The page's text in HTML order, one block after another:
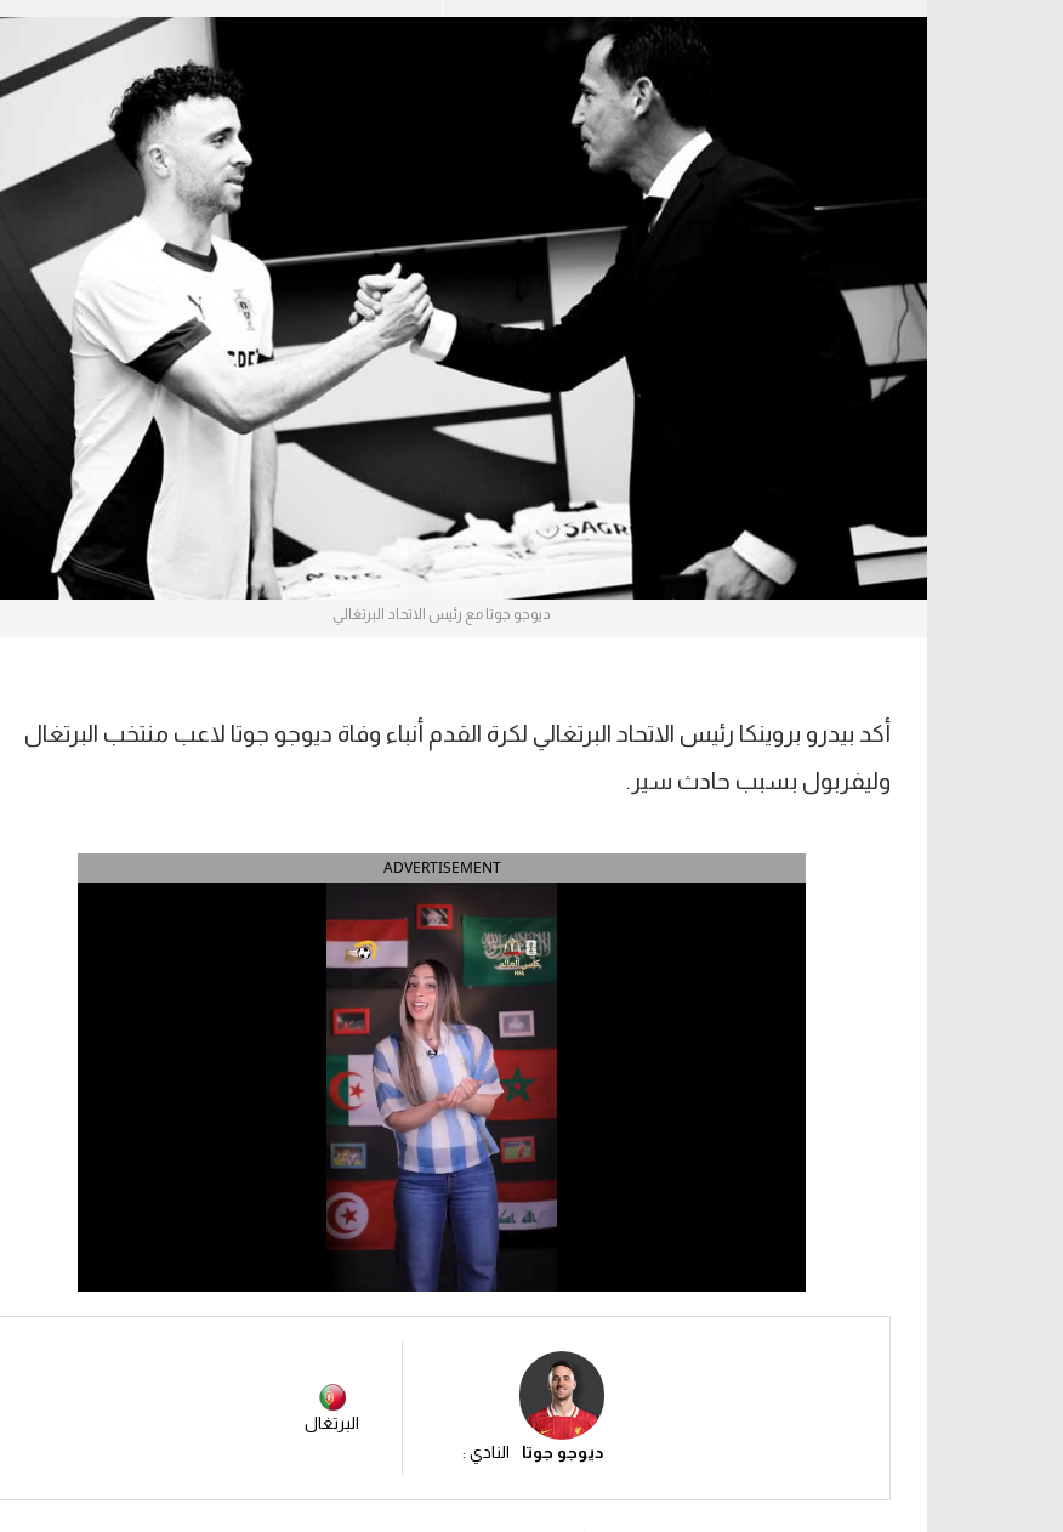
الدوري السعودي للمحترفين دوري أبطال أوروبا
القسم الثاني
رياضات أخرى
أمريكا
ديوجو جوتا مع رئيس الاتحاد البرتغالي
أكد بيدرو بروينكا رئيس الاتحاد البرتغالي لكرة القدم أنباء وفاة ديوجو جوتا لاعب منتخب البرتغال
وليفربول بسبب حادث سير.
ADVERTISEMENT
ديوجو جوتا النادي :
البرتغال